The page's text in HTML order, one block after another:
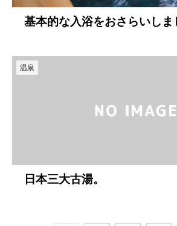
基本的な入浴をおさらいしま
温泉
日本三大古湯。